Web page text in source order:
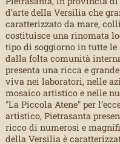
d’arte della Versilia che
caratterizzato da mare,
costituisce una rinomata
tipo di soggiorno in tutte le
dalla folta comunità
presenta una ricca e
viva nei laboratori, nelle
mosaico artistico e nelle
"La Piccola Atene" per
artistico, Pietrasanta
ricco di numerosi e
della Versilia è